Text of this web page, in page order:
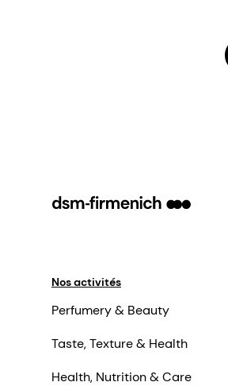
Nos activités
Perfumery & Beauty
Taste, Texture & Health
Health, Nutrition & Care